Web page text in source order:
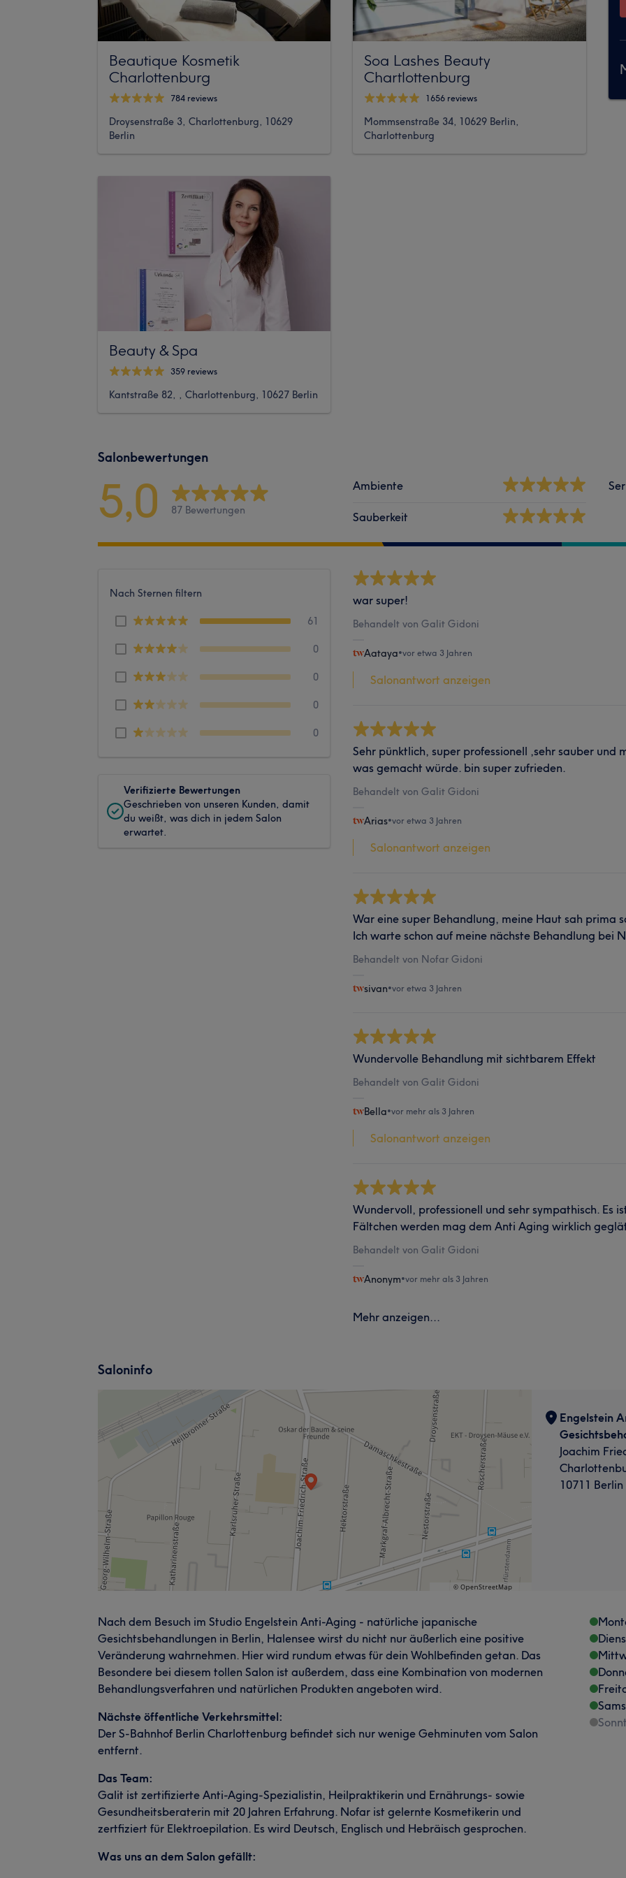
Beautique Kosmetik
Charlottenburg
784 reviews
Droysenstraße 3, Charlottenburg, 10629
Berlin
Beauty & Spa
359 reviews
Kantstraße 82, , Charlottenburg, 10627 Berlin
Soa Lashes Beauty
Chartlottenburg
1656 reviews
Mommsenstraße 34, 10629 Berlin,
Charlottenburg
Salonbewertungen
5,0 87 Bewertungen
Ambiente
Sauberkeit
Nach Sternen filtern
61
0
0
0
0
Verifizierte Bewertungen
Geschrieben von unseren Kunden, damit
du weißt, was dich in jedem Salon
erwartet.
war super!
Behandelt von Galit Gidoni
Aataya•vor etwa 3 Jahren
Salonantwort anzeigen
Sehr pünktlich, super professionell ,sehr sauber und
was gemacht würde. bin super zufrieden.
Behandelt von Galit Gidoni
Arias•vor etwa 3 Jahren
Salonantwort anzeigen
War eine super Behandlung, meine Haut sah prima
Ich warte schon auf meine nächste Behandlung bei
Behandelt von Nofar Gidoni
sivan•vor etwa 3 Jahren
Wundervolle Behandlung mit sichtbarem Effekt
Behandelt von Galit Gidoni
Bella•vor mehr als 3 Jahren
Salonantwort anzeigen
Wundervoll, professionell und sehr sympathisch. Es
Fältchen werden mag dem Anti Aging wirklich
Behandelt von Galit Gidoni
Anonym•vor mehr als 3 Jahren
Mehr anzeigen...
Saloninfo
Engelstein
Joachim
10711 Berlin
Nach dem Besuch im Studio Engelstein Anti-Aging - natürliche japanische
Gesichtsbehandlungen in Berlin, Halensee wirst du nicht nur äußerlich eine positive
Veränderung wahrnehmen. Hier wird rundum etwas für dein Wohlbefinden getan. Das
Besondere bei diesem tollen Salon ist außerdem, dass eine Kombination von modernen
Behandlungsverfahren und natürlichen Produkten angeboten wird.
Nächste öffentliche Verkehrsmittel:
Der S-Bahnhof Berlin Charlottenburg befindet sich nur wenige Gehminuten vom Salon
entfernt.
Das Team:
Galit ist zertifizierte Anti-Aging-Spezialistin, Heilpraktikerin und Ernährungs- sowie
Gesundheitsberaterin mit 20 Jahren Erfahrung. Nofar ist gelernte Kosmetikerin und
zertfiziert für Elektroepilation. Es wird Deutsch, Englisch und Hebräisch gesprochen.
Was uns an dem Salon gefällt: